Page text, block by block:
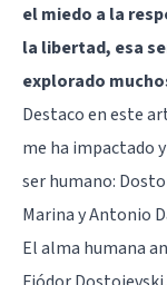
el miedo a la
la libertad, esa
explorado
Destaco en este
me ha impactado
ser humano:
Marina y Antonio
El alma humana